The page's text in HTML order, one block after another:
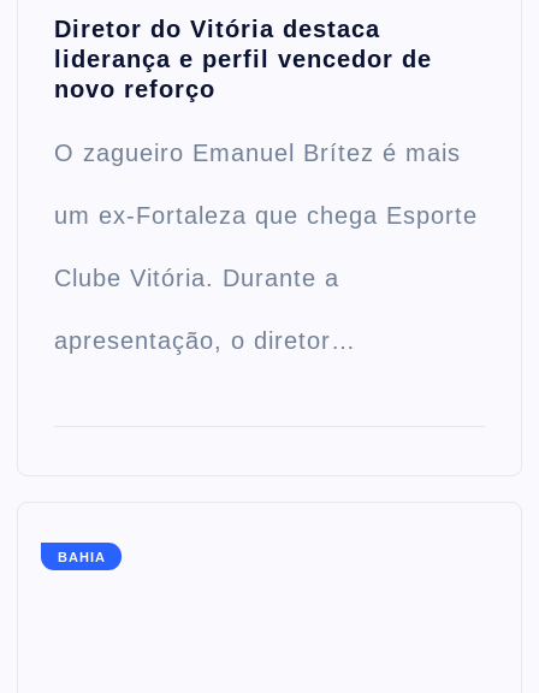
Diretor do Vitória destaca
liderança e perfil vencedor de
novo reforço
O zagueiro Emanuel Brítez é mais
um ex-Fortaleza que chega Esporte
Clube Vitória. Durante a
apresentação, o diretor…
BAHIA